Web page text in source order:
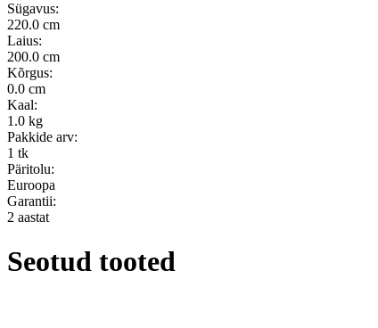
Sügavus:
220.0 cm
Laius:
200.0 cm
Kõrgus:
0.0 cm
Kaal:
1.0 kg
Pakkide arv:
1 tk
Päritolu:
Euroopa
Garantii:
2 aastat
Seotud tooted